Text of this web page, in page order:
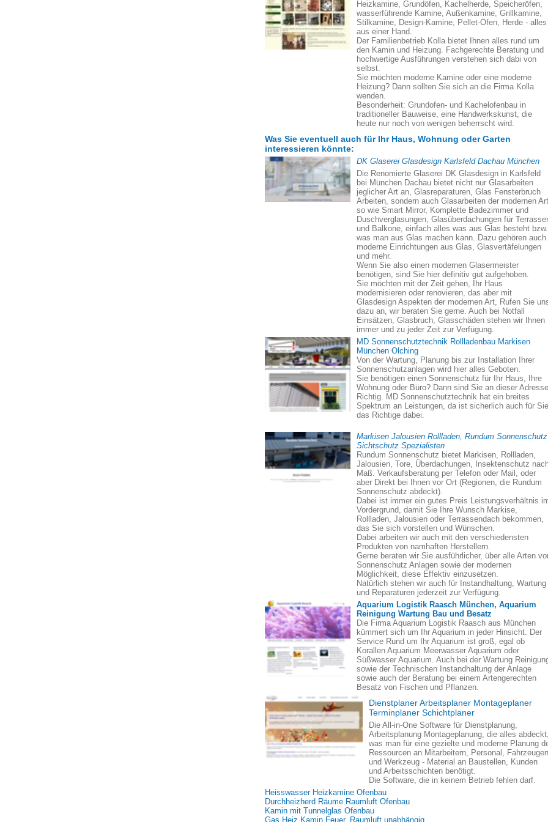
Heizkamine, Grundöfen, Kachelherde, Speicheröfen,
wasserführende Kamine, Außenkamine, Grillkamine,
Stilkamine, Design-Kamine, Pellet-Öfen, Herde - alles
aus einer Hand.
Der Familienbetrieb Kolla bietet Ihnen alles rund um
den Kamin und Heizung. Fachgerechte Beratung und
hochwertige Ausführungen verstehen sich dabi von
selbst.
Sie möchten moderne Kamine oder eine moderne
Heizung? Dann sollten Sie sich an die Firma Kolla
wenden.
Besonderheit: Grundofen- und Kachelofenbau in
traditioneller Bauweise, eine Handwerkskunst, die
heute nur noch von wenigen beherrscht wird.
Was Sie eventuell auch für Ihr Haus, Wohnung oder Garten
interessieren könnte:
DK Glaserei Glasdesign Karlsfeld Dachau München
Die Renomierte Glaserei DK Glasdesign in Karlsfeld
bei München Dachau bietet nicht nur Glasarbeiten
jeglicher Art an, Glasreparaturen, Glas Fensterbruch
Arbeiten, sondern auch Glasarbeiten der modernen
so wie Smart Mirror, Komplette Badezimmer und
Duschverglasungen, Glasüberdachungen für
und Balkone, einfach alles was aus Glas besteht bzw.
was man aus Glas machen kann. Dazu gehören auch
moderne Einrichtungen aus Glas, Glasvertäfelungen
und mehr.
Wenn Sie also einen modernen Glasermeister
benötigen, sind Sie hier definitiv gut aufgehoben.
Sie möchten mit der Zeit gehen, Ihr Haus
modernisieren oder renovieren, das aber mit
Glasdesign Aspekten der modernen Art, Rufen Sie
dazu an, wir beraten Sie gerne. Auch bei Notfall
Einsätzen, Glasbruch, Glasschäden stehen wir Ihnen
immer und zu jeder Zeit zur Verfügung.
MD Sonnenschutztechnik Rollladenbau Markisen
München Olching
Von der Wartung, Planung bis zur Installation Ihrer
Sonnenschutzanlagen wird hier alles Geboten.
Sie benötigen einen Sonnenschutz für Ihr Haus, Ihre
Wohnung oder Büro? Dann sind Sie an dieser Adresse
Richtig. MD Sonnenschutztechnik hat ein breites
Spektrum an Leistungen, da ist sicherlich auch für Sie
das Richtige dabei.
Markisen Jalousien Rollladen, Rundum Sonnenschutz
Sichtschutz Spezialisten
Rundum Sonnenschutz bietet Markisen, Rollladen,
Jalousien, Tore, Überdachungen, Insektenschutz
Maß. Verkaufsberatung per Telefon oder Mail, oder
aber Direkt bei Ihnen vor Ort (Regionen, die Rundum
Sonnenschutz abdeckt).
Dabei ist immer ein gutes Preis Leistungsverhältnis
Vordergrund, damit Sie Ihre Wunsch Markise,
Rollladen, Jalousien oder Terrassendach bekommen,
das Sie sich vorstellen und Wünschen.
Dabei arbeiten wir auch mit den verschiedensten
Produkten von namhaften Herstellern.
Gerne beraten wir Sie ausführlicher, über alle Arten
Sonnenschutz Anlagen sowie der modernen
Möglichkeit, diese Effektiv einzusetzen.
Natürlich stehen wir auch für Instandhaltung, Wartung
und Reparaturen jederzeit zur Verfügung.
Aquarium Logistik Raasch München, Aquarium
Reinigung Wartung Bau und Besatz
Die Firma Aquarium Logistik Raasch aus München
kümmert sich um Ihr Aquarium in jeder Hinsicht. Der
Service Rund um Ihr Aquarium ist groß, egal ob
Korallen Aquarium Meerwasser Aquarium oder
Süßwasser Aquarium. Auch bei der Wartung
sowie der Technischen Instandhaltung der Anlage
sowie auch der Beratung bei einem Artengerechten
Besatz von Fischen und Pflanzen.
Dienstplaner Arbeitsplaner Montageplaner
Terminplaner Schichtplaner
Die All-in-One Software für Dienstplanung,
Arbeitsplanung Montageplanung, die alles abdeckt,
was man für eine gezielte und moderne Planung
Ressourcen an Mitarbeitern, Personal, Fahrzeugen
und Werkzeug - Material an Baustellen, Kunden
und Arbeitsschichten benötigt.
Die Software, die in keinem Betrieb fehlen darf.
Heisswasser Heizkamine Ofenbau
Durchheizherd Räume Raumluft Ofenbau
Kamin mit Tunnelglas Ofenbau
Gas Heiz Kamin Feuer, Raumluft unabhängig